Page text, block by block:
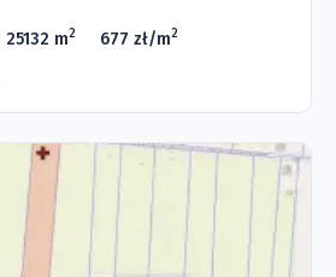
25132 m2 677 zł/m2